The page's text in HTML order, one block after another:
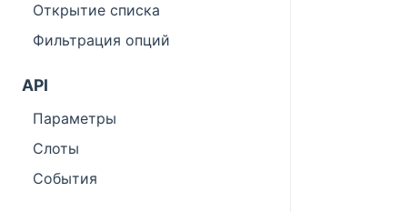
Открытие списка
Фильтрация опций
API
Параметры
Слоты
События